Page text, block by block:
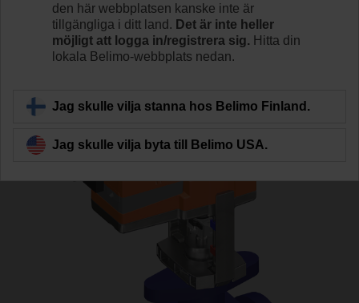
Läs mer
Tillbaka till produktkategori
den här webbplatsen kanske inte är
tillgängliga i ditt land. Det är inte heller
möjligt att logga in/registrera sig. Hitta din
lokala Belimo-webbplats nedan.
Jag skulle vilja stanna hos Belimo Finland.
Jag skulle vilja byta till Belimo USA.